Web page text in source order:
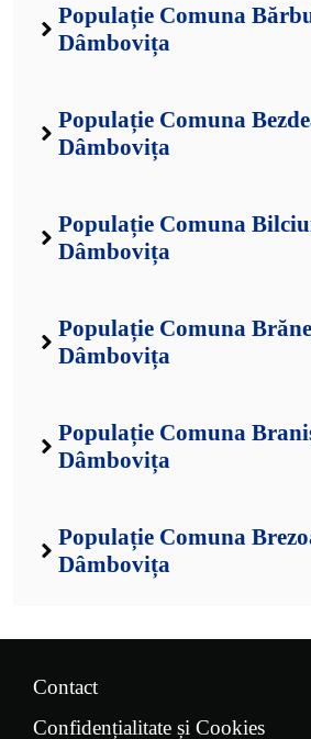
Populație Comuna
Dâmbovița
Populație Comuna
Dâmbovița
Populație Comuna
Dâmbovița
Populație Comuna
Dâmbovița
Populație Comuna
Dâmbovița
Populație Comuna
Dâmbovița
Contact
Confidențialitate și Cookies